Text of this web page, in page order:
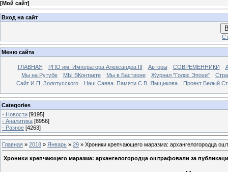
[Мой сайт]
Вход на сайт
Меню сайта
ГЛАВНАЯ РПО им. Императора Александра III Авторы СОВРЕМЕННИКИ
Мы на Рутубе
МЫ ВКонтакте Мы в Бастионе Журнал "Голос Эпохи"
Сайт И.П. Золотусского
Наш Савва. Памяти С.В. Ямщикова Проект Белый
Categories
- Новости [9195]
- Аналитика [8956]
- Разное [4263]
Главная » 2018 » Январь » 29 » Хроники крепчающего маразма: архангелогородца
Хроники крепчающего маразма: архангелогородца оштрафовали за